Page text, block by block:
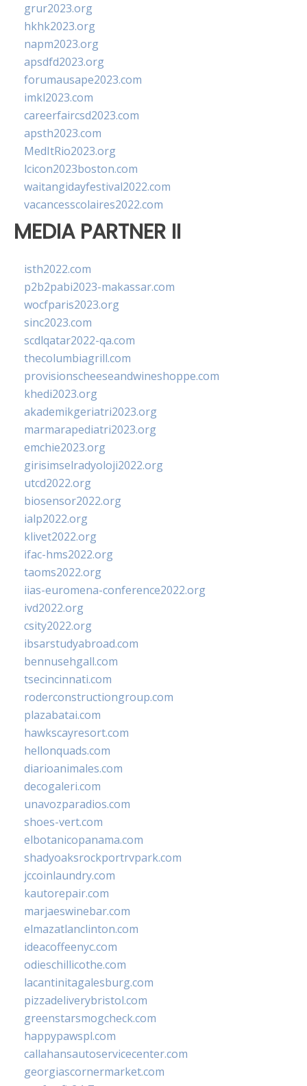
grur2023.org
hkhk2023.org
napm2023.org
apsdfd2023.org
forumausape2023.com
imkl2023.com
careerfaircsd2023.com
apsth2023.com
MedItRio2023.org
lcicon2023boston.com
waitangidayfestival2022.com
vacancesscolaires2022.com
MEDIA PARTNER II
isth2022.com
p2b2pabi2023-makassar.com
wocfparis2023.org
sinc2023.com
scdlqatar2022-qa.com
thecolumbiagrill.com
provisionscheeseandwineshoppe.com
khedi2023.org
akademikgeriatri2023.org
marmarapediatri2023.org
emchie2023.org
girisimselradyoloji2022.org
utcd2022.org
biosensor2022.org
ialp2022.org
klivet2022.org
ifac-hms2022.org
taoms2022.org
iias-euromena-conference2022.org
ivd2022.org
csity2022.org
ibsarstudyabroad.com
bennusehgall.com
tsecincinnati.com
roderconstructiongroup.com
plazabatai.com
hawkscayresort.com
hellonquads.com
diarioanimales.com
decogaleri.com
unavozparadios.com
shoes-vert.com
elbotanicopanama.com
shadyoaksrockportrvpark.com
jccoinlaundry.com
kautorepair.com
marjaeswinebar.com
elmazatlanclinton.com
ideacoffeenyc.com
odieschillicothe.com
lacantinitagalesburg.com
pizzadeliverybristol.com
greenstarsmogcheck.com
happypawspl.com
callahansautoservicecenter.com
georgiascornermarket.com